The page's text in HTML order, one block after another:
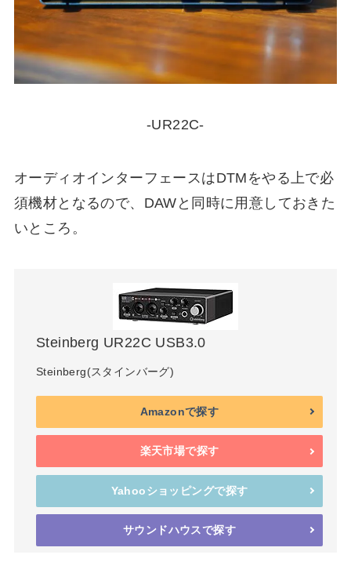
-UR22C-
オーディオインターフェースはDTMをやる上で必
須機材となるので、DAW と同時に用意しておきた
いところ。
Steinberg UR22C USB3.0
Steinberg(スタインバーグ)
Amazonで探す
楽天市場で探す
Yahooショッピングで探す
サウンドハウスで探す